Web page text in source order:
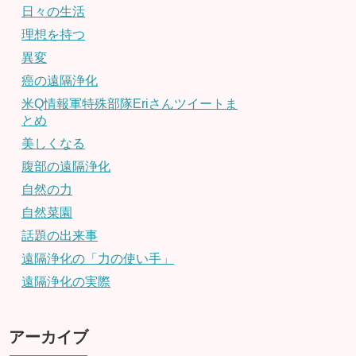
日々の生活
理想を持つ
異変
癌の遠隔浄化
米Q情報軍特殊部隊Eriさんツイートま
とめ
美しくなる
腹部の遠隔浄化
自然の力
自然菜園
話題の出来事
遠隔浄化の「力の使い手」
遠隔浄化の実際
アーカイブ